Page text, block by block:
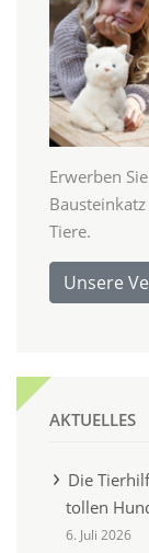
Erwerben
Tiere.
Unsere
AKTUELLES
Die
tollen
6. Juli 2026